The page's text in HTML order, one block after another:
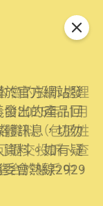
官方網站發
出的產品回
訊息，切勿
料。如有疑
會熱線2929
會的投訴處理
2025年11月
資料（包括姓
提交投訴、查
合於帳戶中，
關閉